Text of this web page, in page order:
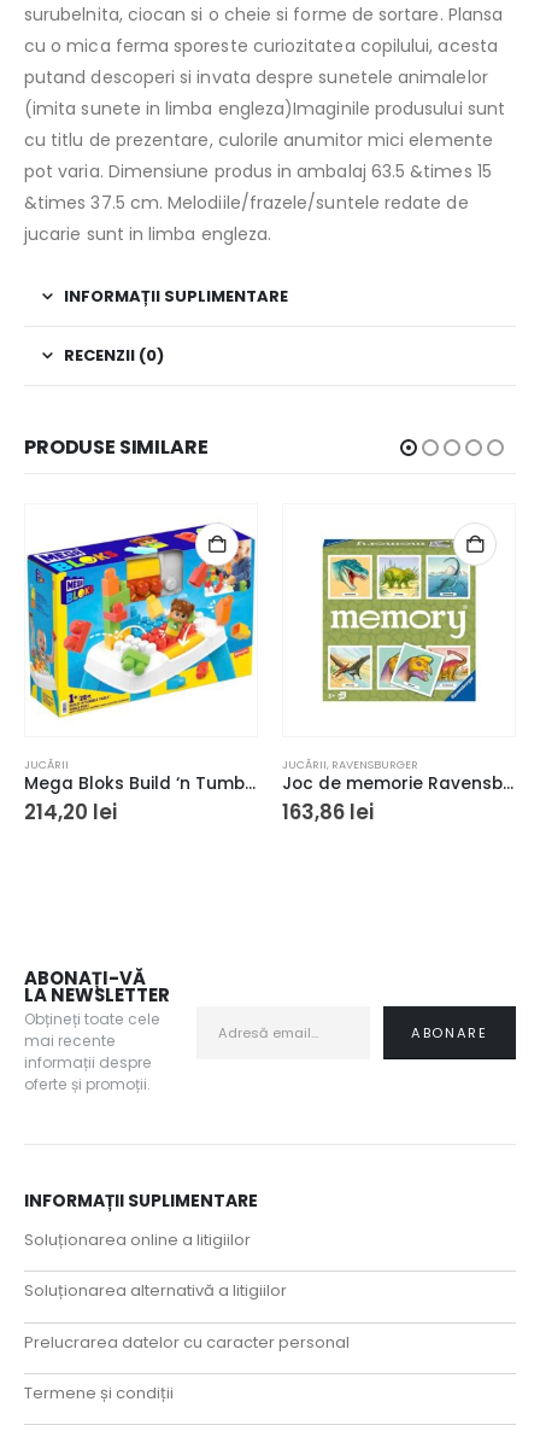
surubelnita, ciocan si o cheie si forme de sortare. Plansa
cu o mica ferma sporeste curiozitatea copilului, acesta
putand descoperi si invata despre sunetele animalelor
(imita sunete in limba engleza)Imaginile produsului sunt
cu titlu de prezentare, culorile anumitor mici elemente
pot varia. Dimensiune produs in ambalaj 63.5 &times 15
&times 37.5 cm. Melodiile/frazele/suntele redate de
jucarie sunt in limba engleza.
INFORMAȚII SUPLIMENTARE
RECENZII (0)
PRODUSE SIMILARE
JUCĂRII
Mega Bloks Build ‘n Tumble Table set de constructie
214,20 lei
JUCĂRII, RAVENSBURGER
Joc de memorie Ravensburger Memory Dinozauri
163,86 lei
ABONAȚI-VĂ
LA NEWSLETTER
Obțineți toate cele
mai recente
informații despre
oferte și promoții.
INFORMAȚII SUPLIMENTARE
Soluționarea online a litigiilor
Soluționarea alternativă a litigiilor
Prelucrarea datelor cu caracter personal
Termene și condiții